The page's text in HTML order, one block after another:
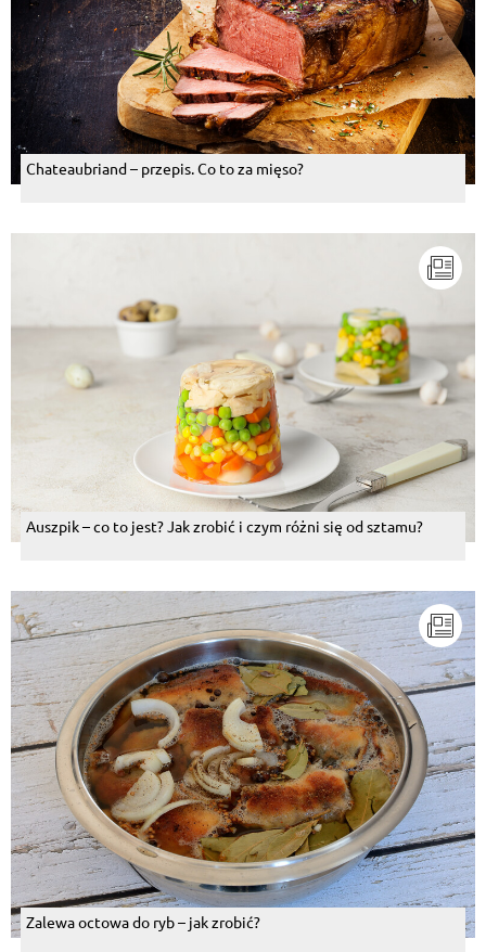
Chateaubriand – przepis. Co to za mięso?
Auszpik – co to jest? Jak zrobić i czym różni się od sztamu?
Zalewa octowa do ryb – jak zrobić?